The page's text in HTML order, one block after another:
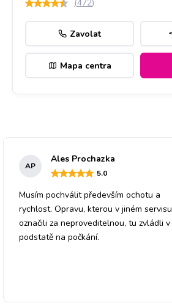
(472)
Zavolat
Mapa centra
AP
Ales Prochazka
5.0
Musím pochválit především ochotu a
rychlost. Opravu, kterou v jiném servisu
označili za neproveditelnou, tu zvládli v
podstatě na počkání.